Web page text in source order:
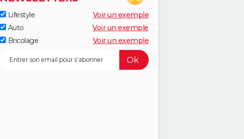
Lifestyle
Voir un exemple
Auto
Voir un exemple
Bricolage
Voir un exemple